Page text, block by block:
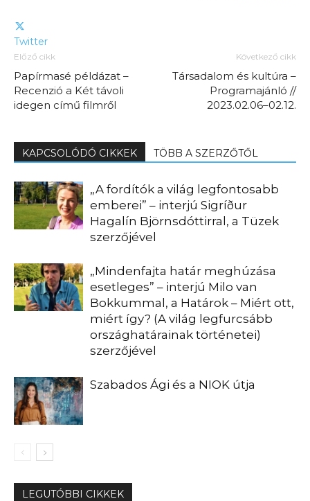
Twitter
Előző cikk
Papírmasé példázat –
Recenzió a Két távoli
idegen című filmről
Következő cikk
Társadalom és kultúra –
Programajánló //
2023.02.06–02.12.
KAPCSOLÓDÓ CIKKEK TÖBB A SZERZŐTŐL
„A fordítók a világ legfontosabb
emberei” – interjú Sigríður
Hagalín Björnsdóttirral, a Tüzek
szerzőjével
„Mindenfajta határ meghúzása
esetleges” – interjú Milo van
Bokkummal, a Határok – Miért ott,
miért így? (A világ legfurcsább
országhatárainak történetei)
szerzőjével
Szabados Ági és a NIOK útja
LEGUTÓBBI CIKKEK